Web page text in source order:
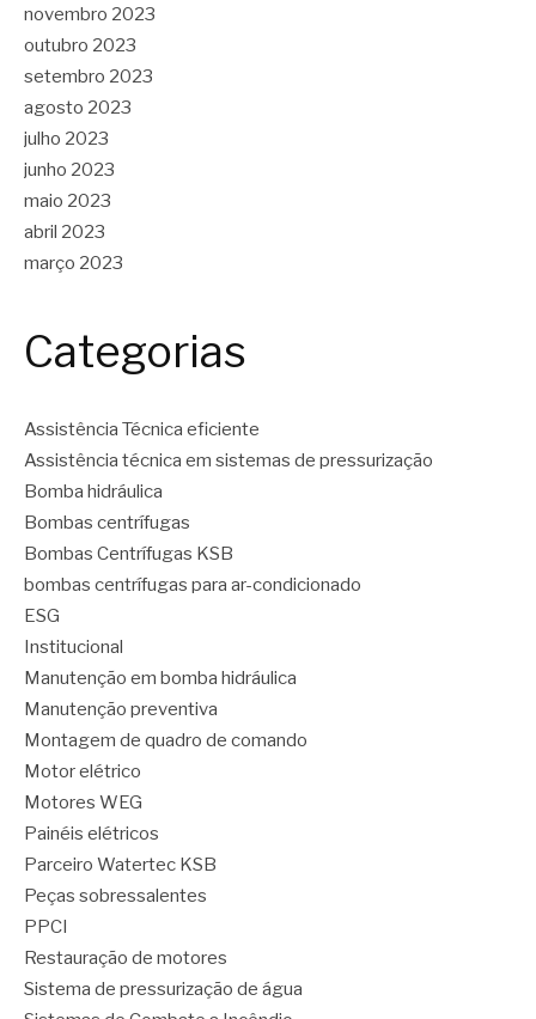
novembro 2023
outubro 2023
setembro 2023
agosto 2023
julho 2023
junho 2023
maio 2023
abril 2023
março 2023
Categorias
Assistência Técnica eficiente
Assistência técnica em sistemas de pressurização
Bomba hidráulica
Bombas centrífugas
Bombas Centrífugas KSB
bombas centrífugas para ar-condicionado
ESG
Institucional
Manutenção em bomba hidráulica
Manutenção preventiva
Montagem de quadro de comando
Motor elétrico
Motores WEG
Painéis elétricos
Parceiro Watertec KSB
Peças sobressalentes
PPCI
Restauração de motores
Sistema de pressurização de água